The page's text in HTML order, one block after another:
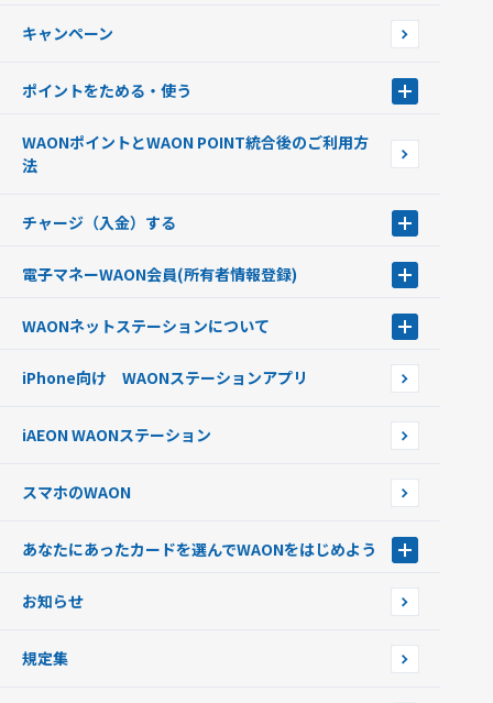
イオン銀行ATM設置場所
キャンペーン
ポイントをためる・使う
ポイントの有効期限について
WAONポイントとWAON POINT統合後のご利用方
法
チャージ（入金）する
現金でチャージする
銀行口座・ATMからチャージする
オートチャージ
ポイントからチャージする
チャージ上限金額の変更について
電子マネーWAON会員(所有者情報登録)
WAON POINTサービス会員登録に伴う個人データの共同利用のお知
WAONネットステーションについて
WAONネットステーションWAON端末について
iPhone向け WAONステーションアプリ
iAEON WAONステーション
スマホのWAON
あなたにあったカードを選んでWAONをはじめよう
フードバンク応援WAON
ご当地WAON
お知らせ
規定集